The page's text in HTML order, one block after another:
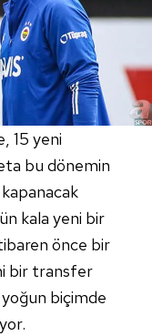
15 yeni
bu dönemin
kala yeni bir
önce bir
bir transfer
biçimde